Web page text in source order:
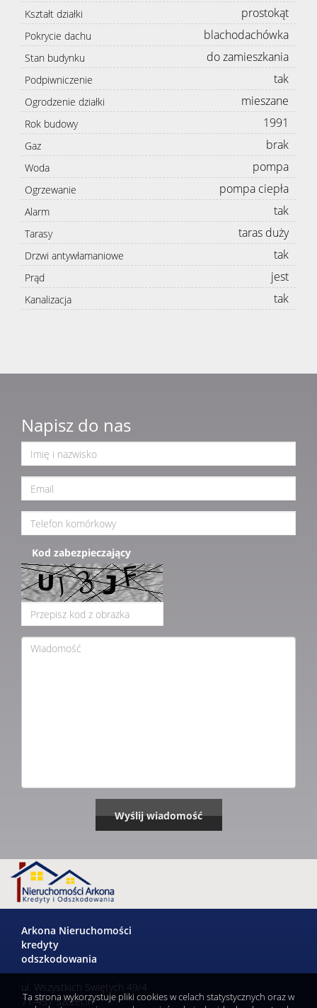
Kształt działki prostokąt
Pokrycie dachu blachodachówka
Stan budynku do zamieszkania
Podpiwniczenie tak
Ogrodzenie działki mieszane
Rok budowy 1991
Gaz brak
Woda pompa
Ogrzewanie pompa ciepła
Alarm tak
Tarasy taras duży
Drzwi antywłamaniowe tak
Prąd jest
Kanalizacja tak
Napisz do nas
Kod zabezpieczający
Arkona Nieruchomości
kredyty
odszkodowania
ul. Wszystkich Swiętych 49/4
71-457 Szczecin
Ta strona wykorzystuje pliki cookies w celach statystycznych oraz w